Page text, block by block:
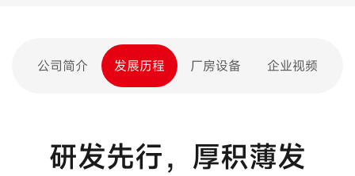
公司简介 发展历程 厂房设备 企业视频
研发先行，厚积薄发